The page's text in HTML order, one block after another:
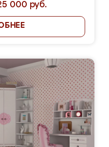
000 руб.